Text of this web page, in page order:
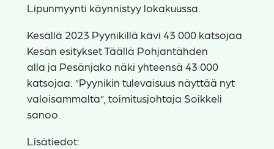
Lipunmyynti käynnistyy lokakuussa.
Kesällä 2023 Pyynikillä kävi 43 000 katsojaa
Kesän esitykset Täällä Pohjantähden
alla ja Pesänjako näki yhteensä 43 000
katsojaa. ”Pyynikin tulevaisuus näyttää nyt
valoisammalta”, toimitusjohtaja Soikkeli
sanoo.
Lisätiedot: